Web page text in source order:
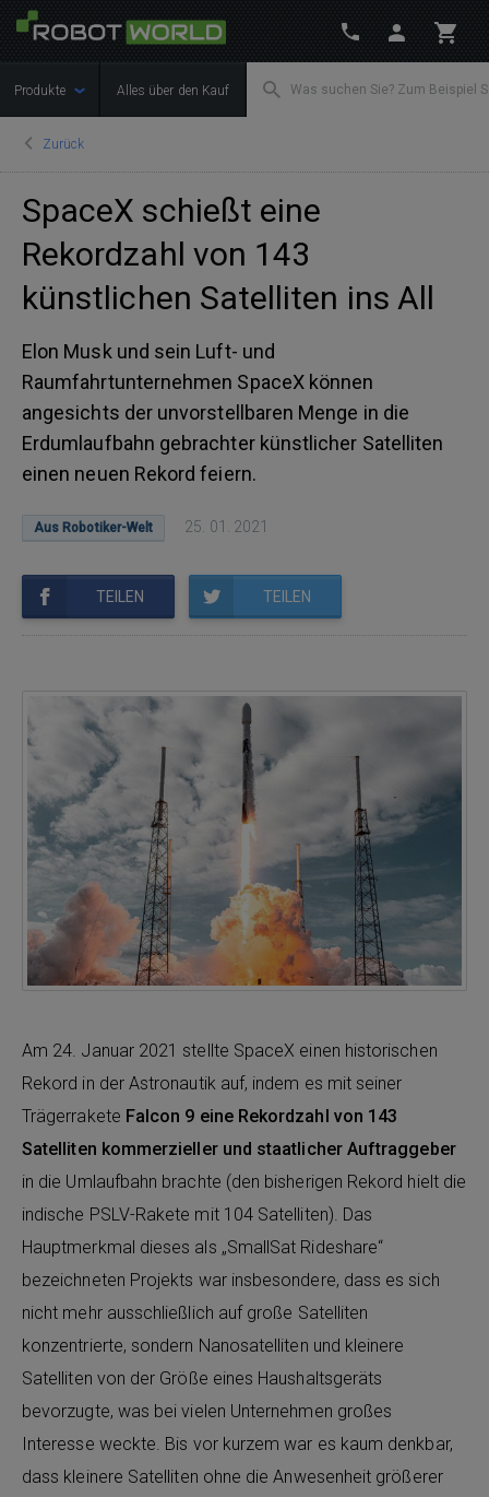
Produkte Alles über den Kauf
Zurück
SpaceX schießt eine
Rekordzahl von 143
künstlichen Satelliten ins All
Elon Musk und sein Luft- und
Raumfahrtunternehmen SpaceX können
angesichts der unvorstellbaren Menge in die
Erdumlaufbahn gebrachter künstlicher Satelliten
einen neuen Rekord feiern.
Aus Robotiker-Welt 25. 01. 2021
TEILEN TEILEN
Am 24. Januar 2021 stellte SpaceX einen historischen
Rekord in der Astronautik auf, indem es mit seiner
Trägerrakete Falcon 9 eine Rekordzahl von 143
Satelliten kommerzieller und staatlicher Auftraggeber
in die Umlaufbahn brachte (den bisherigen Rekord hielt die
indische PSLV-Rakete mit 104 Satelliten). Das
Hauptmerkmal dieses als „SmallSat Rideshare“
bezeichneten Projekts war insbesondere, dass es sich
nicht mehr ausschließlich auf große Satelliten
konzentrierte, sondern Nanosatelliten und kleinere
Satelliten von der Größe eines Haushaltsgeräts
bevorzugte, was bei vielen Unternehmen großes
Interesse weckte. Bis vor kurzem war es kaum denkbar,
dass kleinere Satelliten ohne die Anwesenheit größerer